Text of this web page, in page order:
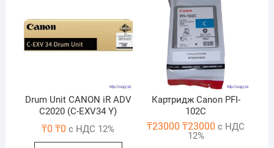
Drum Unit CANON iR ADV
C2020 (C-EXV34 Y)
₸0 ₸0 с НДС 12%
Картридж Canon PFI-
102C
₸23000 ₸23000 с НДС
12%